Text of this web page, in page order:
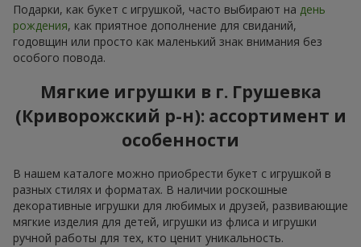
Подарки, как букет с игрушкой, часто выбирают на день
рождения, как приятное дополнение для свиданий,
годовщин или просто как маленький знак внимания без
особого повода.
Мягкие игрушки в г. Грушевка
(Криворожский р-н): ассортимент и
особенности
В нашем каталоге можно приобрести букет с игрушкой в
разных стилях и форматах. В наличии роскошные
декоративные игрушки для любимых и друзей, развивающие
мягкие изделия для детей, игрушки из флиса и игрушки
ручной работы для тех, кто ценит уникальность.